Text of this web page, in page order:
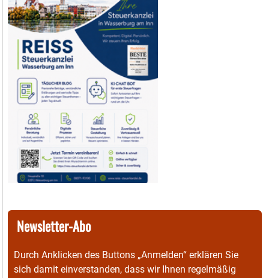
Newsletter-Abo
Durch Anklicken des Buttons „Anmelden“ erklären Sie
sich damit einverstanden, dass wir Ihnen regelmäßig